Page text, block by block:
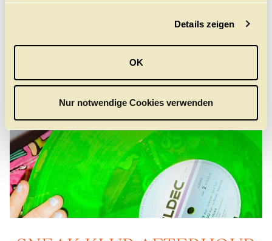
l
Details zeigen
OK
Nur notwendige Cookies verwenden